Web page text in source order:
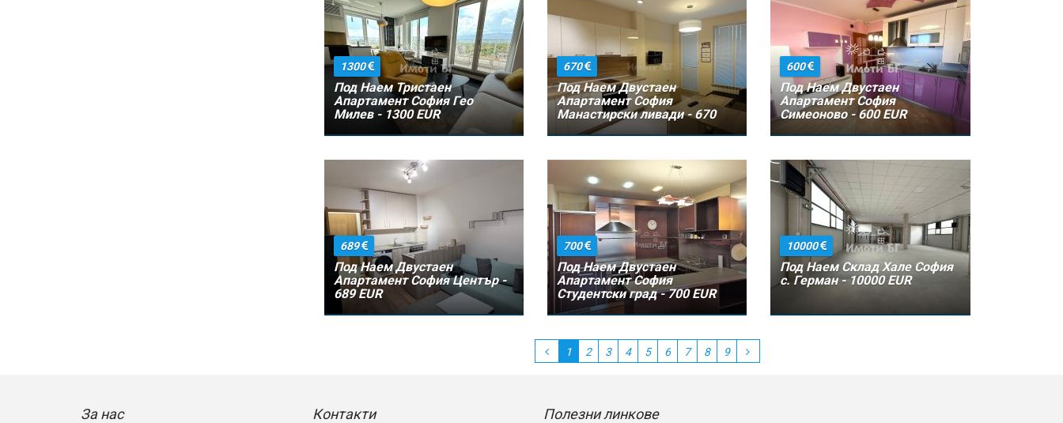
1300
Под Наем Тристаен
Апартамент София Гео
Милев - 1300 EUR
670
Под Наем Двустаен
Апартамент София
Манастирски ливади - 670
600
Под Наем Двустаен
Апартамент София
Симеоново - 600 EUR
689
Под Наем Двустаен
Апартамент София Център -
689 EUR
700
Под Наем Двустаен
Апартамент София
Студентски град - 700 EUR
10000
Под Наем Склад Хале София
с. Герман - 10000 EUR
1 2 3 4 5 6 7 8 9
За нас Контакти Полезни линкове